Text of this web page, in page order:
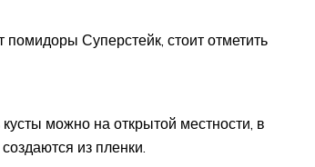
Суперстейк, стоит отметить
можно на открытой местности, в
из пленки.